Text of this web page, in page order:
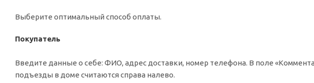
Выберите оптимальный способ оплаты.
Покупатель
Введите данные о себе: ФИО, адрес доставки, номер телефона. В поле
подъезды в доме считаются справа налево.